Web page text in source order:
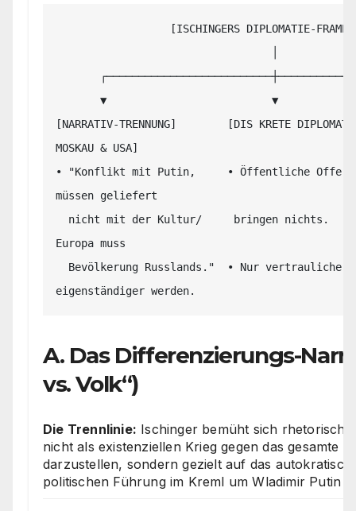
[NARRATIV-TRENNUNG]        [DIS KRETE
MOSKAU & USA]
• "Konflikt mit Putin,     • Öffentliche
müssen geliefert
Europa muss
A. Das Differenzierungs-
vs. Volk“)
Die Trennlinie: Ischinger bemüht sich rhetorisch
nicht als existenziellen Krieg gegen das gesamte
darzustellen, sondern gezielt auf das
politischen Führung im Kreml um Wladimir Putin